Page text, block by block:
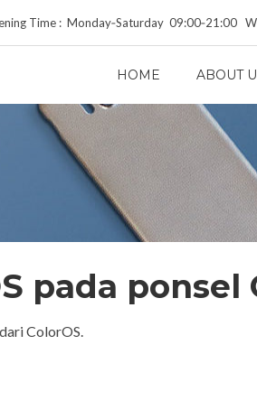
Time : Monday‑Saturday 09:00‑21:00
HOME ABOUT
pada ponsel
ColorOS.